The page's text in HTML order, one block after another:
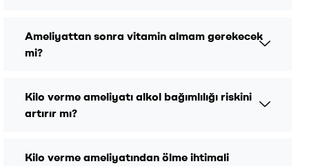
Ameliyattan sonra vitamin almam gerekecek
mi?
Kilo verme ameliyatı alkol bağımlılığı riskini
artırır mı?
Kilo verme ameliyatından ölme ihtimali